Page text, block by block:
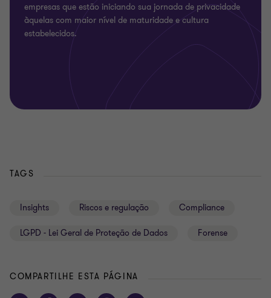
empresas que estão iniciando sua jornada de privacidade
àquelas com maior nível de maturidade e cultura
estabelecidos.
TAGS
Insights Riscos e regulação Compliance
LGPD - Lei Geral de Proteção de Dados Forense
COMPARTILHE ESTA PÁGINA